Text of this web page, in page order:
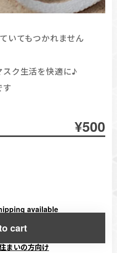
いてもつかれません
ク生活を快適に♪
す
¥500
available
cart
まいの方向け